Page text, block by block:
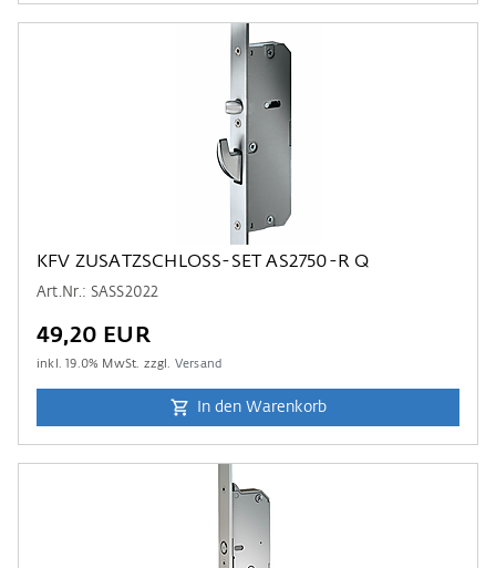
KFV ZUSATZSCHLOSS-SET AS2750-R Q
Art.Nr.: SASS2022
49,20 EUR
inkl.19.0% MwSt. zzgl. Versand
In den Warenkorb